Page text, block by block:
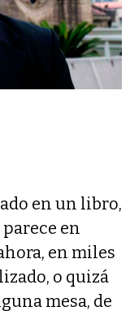
en un libro,
en
en miles
o quizá
mesa, de